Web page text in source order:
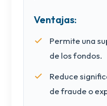
Ventajas:
Permite una
de los fondos.
Reduce
de fraude o